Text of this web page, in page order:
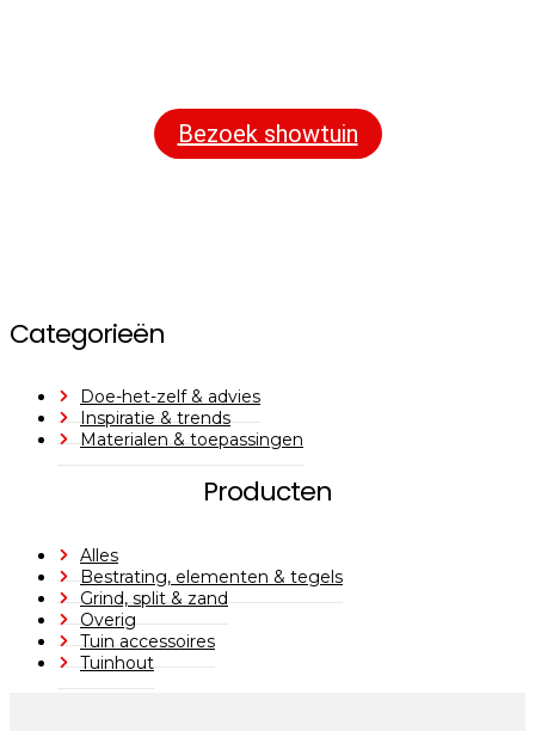
Bezoek showtuin
Categorieën
Doe-het-zelf & advies
Inspiratie & trends
Materialen & toepassingen
Producten
Alles
Bestrating, elementen & tegels
Grind, split & zand
Overig
Tuin accessoires
Tuinhout